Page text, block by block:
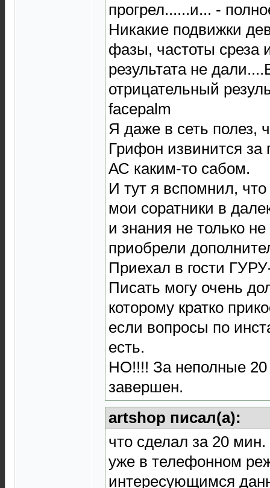
прогрел......и... -
Никакие подвижки
фазы, частоты среза
результата не
отрицательный
facepalm
Я даже в сеть полез,
Грифон извинится за
АС каким-то сабом.
И тут я вспомнил,
мои соратники в
и знания не только
приобрели
Приехал в гости
Писать могу очень
которому кратко
если вопросы по
есть.
НО!!!! За неполные
завершен.
artshop писал(а):
что сделал за 20
уже в телефонном
интересующимся